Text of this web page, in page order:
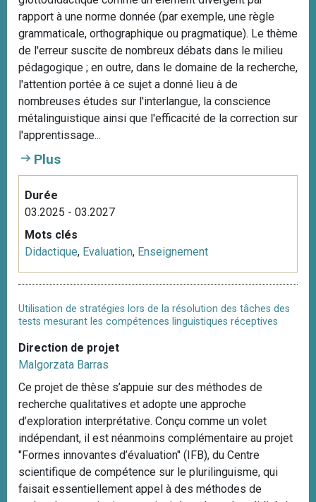
rapport à une norme donnée (par exemple, une règle
grammaticale, orthographique ou pragmatique). Le thème
de l'erreur suscite de nombreux débats dans le milieu
pédagogique ; en outre, dans le domaine de la recherche,
l'attention portée à ce sujet a donné lieu à de
nombreuses études sur l'interlangue, la conscience
métalinguistique ainsi que l'efficacité de la correction sur
l'apprentissage...
Plus
Durée
03.2025 - 03.2027
Mots clés
Didactique, Evaluation, Enseignement
Utilisation de stratégies lors de la résolution des tâches des
tests mesurant les compétences linguistiques réceptives
Direction de projet
Malgorzata Barras
Ce projet de thèse s’appuie sur des méthodes de
recherche qualitatives et adopte une approche
d’exploration interprétative. Conçu comme un volet
indépendant, il est néanmoins complémentaire au projet
"Formes innovantes d’évaluation" (IFB), du Centre
scientifique de compétence sur le plurilinguisme, qui
faisait essentiellement appel à des méthodes de